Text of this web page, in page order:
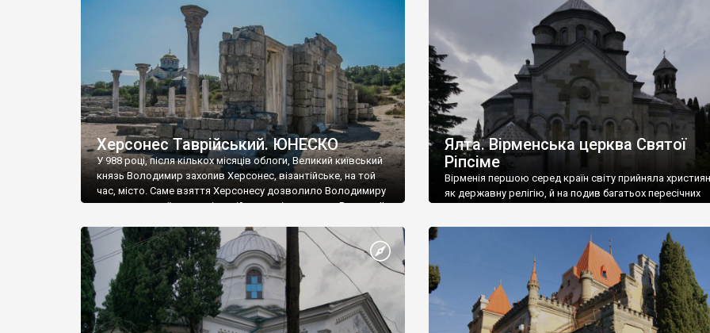
візантійської доби. Раритети викрадені з фондів об’єкту
культурної спадщини ЮНЕСКО «Херсонеса Таврійського».
Офіційно – на виставку «Золото Візантії», але експерти та
влада в Україні вважають це лише […]
називаються «повстяками» (postaki)…” “Вино. Крим
виробляє відмінне вино і його вдосталь: воно все
легке біле і дуже […]
Херсонес Таврійський. ЮНЕСКО
У 988 році, після кількох місяців облоги, Великий київський
князь Володимир захопив Херсонес, візантійське, на той
час, місто. Саме взяття Херсонесу дозволило Володимиру
диктувати свої умови візантійському імператору Василю ІІ,
Херсонесі Володимир-язичник, став Василем-
християнином. А потім було Хрещення Русі. На честь
Херсонесу Таврійського названо місто […]
Ялта. Вірменська церква Святої
Ріпсіме
Вірменія першою серед країн світу прийняла
як державну релігію, й на подив багатьох пересічних